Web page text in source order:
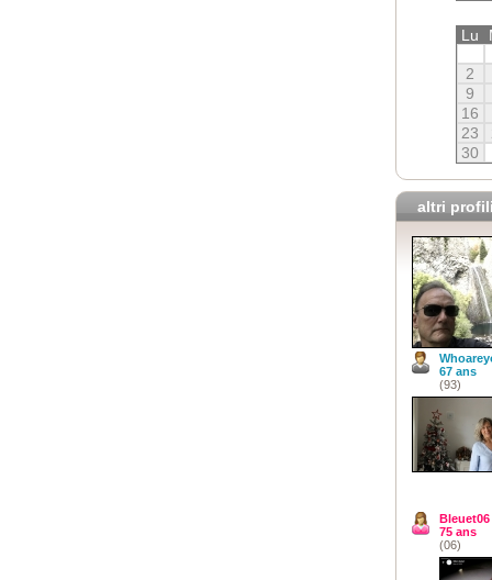
Lu
2
9
16
23
30
altri
67 ans
(93)
Bleuet06
75 ans
(06)